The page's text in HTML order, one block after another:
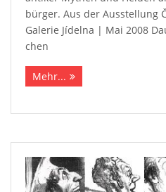
bürger. Aus der Ausstellung
Gale­rie Jídelna | Mai 2008
chen
Mehr...